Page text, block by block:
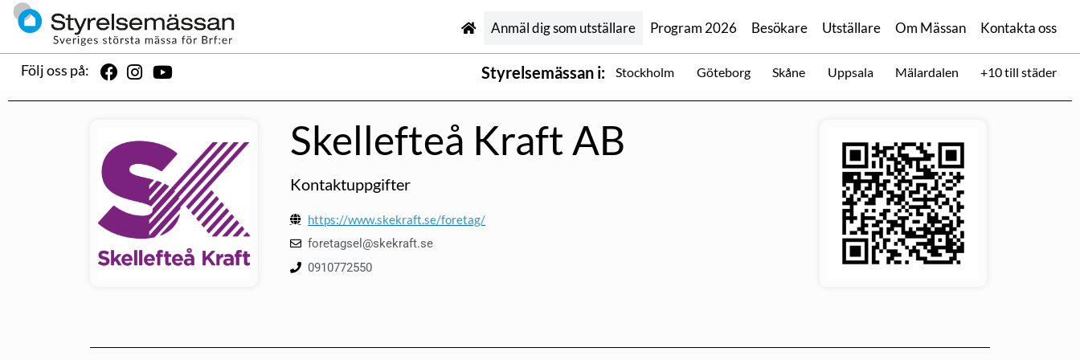
Anmäl dig som utställare Program 2026 Besökare Utställare Om Mässan Kontakta oss
Följ oss på: Styrelsemässan i: Stockholm Göteborg Skåne Uppsala Mälardalen +10 till städer
Skellefteå Kraft AB
Kontaktuppgifter
https://www.skekraft.se/foretag/
foretagsel@skekraft.se
0910772550